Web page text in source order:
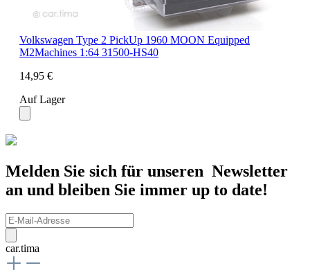
Volkswagen Type 2 PickUp 1960 MOON Equipped
M2Machines 1:64 31500-HS40
14,95 €
Auf Lager
Melden Sie sich für unseren Newsletter
an und bleiben Sie immer up to date!
car.tima